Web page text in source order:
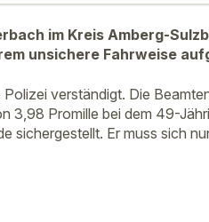
im Kreis Amberg-
unsichere Fahrweise
verständigt. Die
3,98 Promille bei dem 49-
sichergestellt. Er muss sich